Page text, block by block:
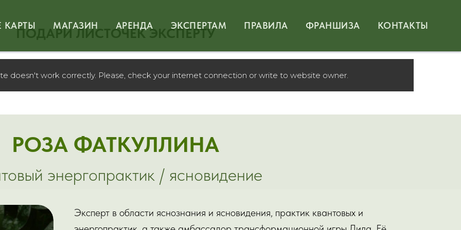
КАРТЫ МАГАЗИН АРЕНДА ЭКСПЕРТАМ ПРАВИЛА ФРАНШИЗА КОНТАКТЫ
ПОДАРИ ЛИСТОЧЕК ЭКСПЕРТУ
doesn't work correctly. Please, check your internet connection or write to website owner.
РОЗА ФАТКУЛЛИНА
энергопрактик / ясновидение
Эксперт в области яснознания и ясновидения, практик квантовых и